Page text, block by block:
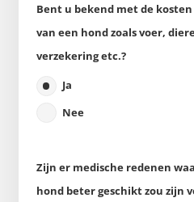
Bent u bekend met de
van een hond zoals voer,
verzekering etc.?
Ja
Nee
Zijn er medische redenen
hond beter geschikt zou zijn